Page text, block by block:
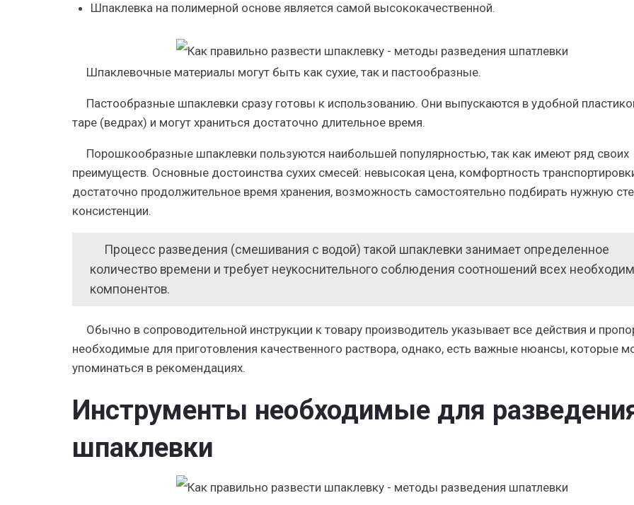
Шпаклевка на полимерной основе является самой высококачественной.
Шпаклевочные материалы могут быть как сухие, так и пастообразные.
Пастообразные шпаклевки сразу готовы к использованию. Они выпускаются в удобной
таре (ведрах) и могут храниться достаточно длительное время.
Порошкообразные шпаклевки пользуются наибольшей популярностью, так как имеют ряд своих
преимуществ. Основные достоинства сухих смесей: невысокая цена, комфортность
достаточно продолжительное время хранения, возможность самостоятельно подбирать нужную
консистенции.
Процесс разведения (смешивания с водой) такой шпаклевки занимает определенное
количество времени и требует неукоснительного соблюдения соотношений всех
компонентов.
Обычно в сопроводительной инструкции к товару производитель указывает все действия и
необходимые для приготовления качественного раствора, однако, есть важные нюансы, которые
упоминаться в рекомендациях.
Инструменты необходимые для
шпаклевки